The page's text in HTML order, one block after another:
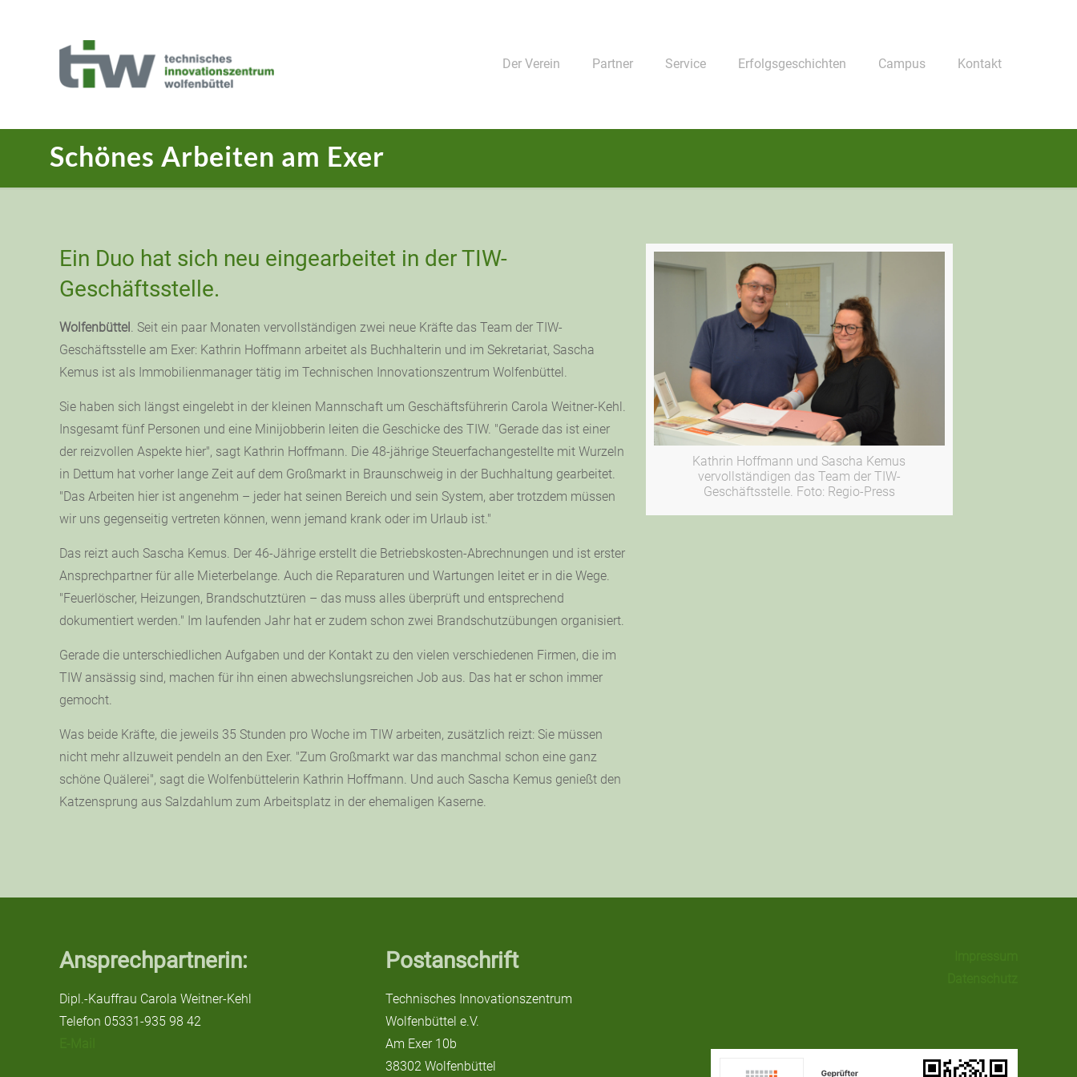
Der Verein Partner Service Erfolgsgeschichten Campus Kontakt
Schönes Arbeiten am Exer
Ein Duo hat sich neu eingearbeitet in der TIW-
Geschäftsstelle.
Wolfenbüttel. Seit ein paar Monaten vervollständigen zwei neue Kräfte das Team der TIW-
Geschäftsstelle am Exer: Kathrin Hoffmann arbeitet als Buchhalterin und im Sekretariat, Sascha
Kemus ist als Immobilienmanager tätig im Technischen Innovationszentrum Wolfenbüttel.
Sie haben sich längst eingelebt in der kleinen Mannschaft um Geschäftsführerin Carola Weitner-Kehl.
Insgesamt fünf Personen und eine Minijobberin leiten die Geschicke des TIW. "Gerade das ist einer
der reizvollen Aspekte hier", sagt Kathrin Hoffmann. Die 48-jährige Steuerfachangestellte mit Wurzeln
in Dettum hat vorher lange Zeit auf dem Großmarkt in Braunschweig in der Buchhaltung gearbeitet.
"Das Arbeiten hier ist angenehm – jeder hat seinen Bereich und sein System, aber trotzdem müssen
wir uns gegenseitig vertreten können, wenn jemand krank oder im Urlaub ist."
Das reizt auch Sascha Kemus. Der 46-Jährige erstellt die Betriebskosten-Abrechnungen und ist erster
Ansprechpartner für alle Mieterbelange. Auch die Reparaturen und Wartungen leitet er in die Wege.
"Feuerlöscher, Heizungen, Brandschutztüren – das muss alles überprüft und entsprechend
dokumentiert werden." Im laufenden Jahr hat er zudem schon zwei Brandschutzübungen organisiert.
Gerade die unterschiedlichen Aufgaben und der Kontakt zu den vielen verschiedenen Firmen, die im
TIW ansässig sind, machen für ihn einen abwechslungsreichen Job aus. Das hat er schon immer
gemocht.
Was beide Kräfte, die jeweils 35 Stunden pro Woche im TIW arbeiten, zusätzlich reizt: Sie müssen
nicht mehr allzuweit pendeln an den Exer. "Zum Großmarkt war das manchmal schon eine ganz
schöne Quälerei", sagt die Wolfenbüttelerin Kathrin Hoffmann. Und auch Sascha Kemus genießt den
Katzensprung aus Salzdahlum zum Arbeitsplatz in der ehemaligen Kaserne.
Kathrin Hoffmann und Sascha Kemus
vervollständigen das Team der TIW-
Geschäftsstelle. Foto: Regio-Press
Ansprechpartnerin:
Dipl.-Kauffrau Carola Weitner-Kehl
Telefon 05331-935 98 42
Postanschrift
Technisches Innovationszentrum
Wolfenbüttel e.V.
Am Exer 10b
38302 Wolfenbüttel